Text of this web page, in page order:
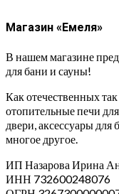
Магазин «Емеля»
В нашем магазине
для бани и сауны!
Как отечественных
отопительные печи
двери, аксессуары для
многое другое.
ИП Назарова Ирина
ИНН 732600248076